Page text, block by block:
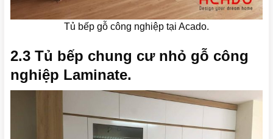
Tủ bếp gỗ công nghiệp tại Acado.
2.3 Tủ bếp chung cư nhỏ gỗ công
nghiệp Laminate.